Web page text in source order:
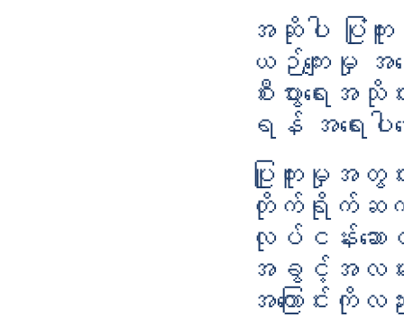
အဆိုပါ ပြုံ
ယဉ်ကျေးမှု
စီးပွားရေ
ရန် အရေးပ
ပြူကူးမှုအတွ
တိုက်ရိုက်ဆက်သွ
လုပ်ငန်း
အခွင့်အလမ်း
အကြောင်းကို